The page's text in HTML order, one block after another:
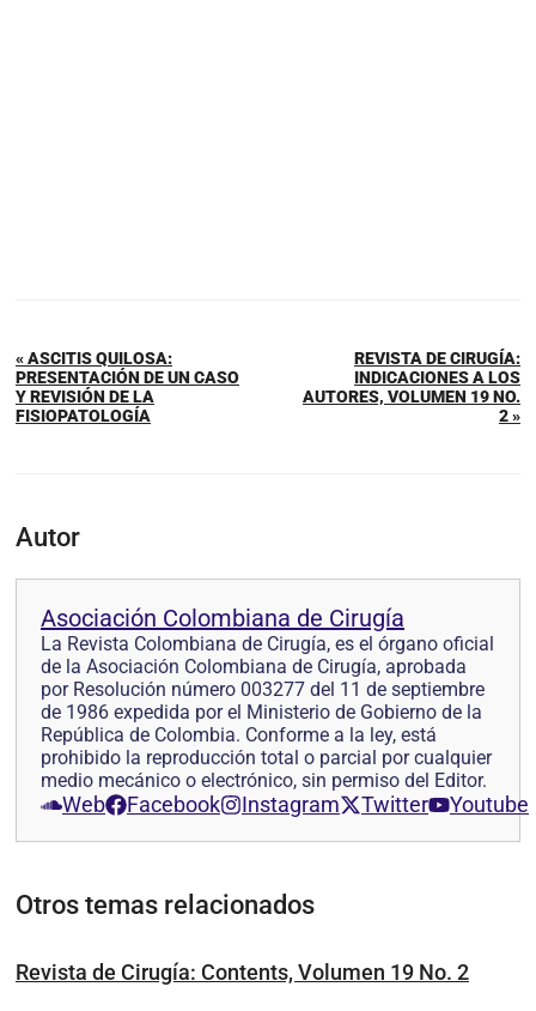
« ASCITIS QUILOSA:
PRESENTACIÓN DE UN CASO
Y REVISIÓN DE LA
FISIOPATOLOGÍA
REVISTA DE CIRUGÍA:
INDICACIONES A LOS
AUTORES, VOLUMEN 19 NO.
2 »
Autor
Asociación Colombiana de Cirugía
La Revista Colombiana de Cirugía, es el órgano oficial
de la Asociación Colombiana de Cirugía, aprobada
por Resolución número 003277 del 11 de septiembre
de 1986 expedida por el Ministerio de Gobierno de la
República de Colombia. Conforme a la ley, está
prohibido la reproducción total o parcial por cualquier
medio mecánico o electrónico, sin permiso del Editor.
Web Facebook Instagram Twitter Youtube
Otros temas relacionados
Revista de Cirugía: Contents, Volumen 19 No. 2